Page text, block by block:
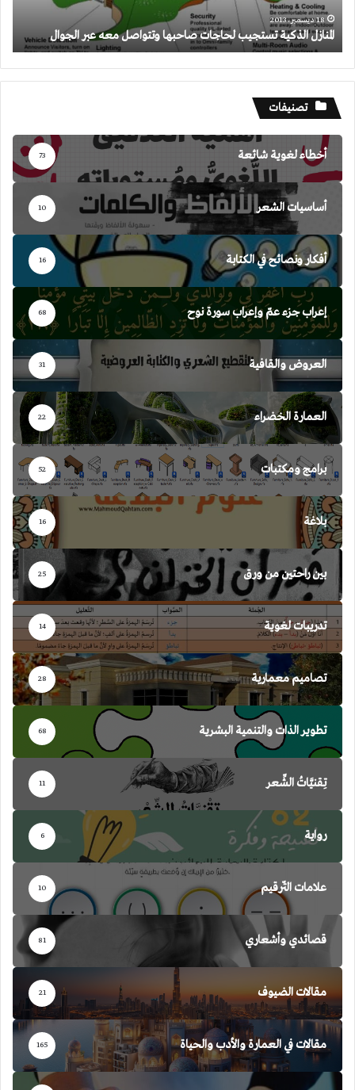
الجوال
18 ديسمبر، 2013
المنازل الذكية تستجيب لحاجات صاحبها وتتواصل معه عبر الجوال
تصنيفات
أخطاء لغوية شائعة 73
أساسيات الشعر 10
أفكار ونصائح في الكتابة 16
إعراب جزء عمّ وإعراب سورة نوح 68
العروض والقافية 31
العمارة الخضراء 22
برامج ومكتبات 52
بلاغة 16
بين راحتين من ورق 25
تدريبات لغوية 14
تصاميم معمارية 28
تطوير الذات والتنمية البشرية 68
تِقنيَّاتُ الشِّعر 11
رواية 6
علامات التّرقيم 10
قصائدي وأشعاري 81
مقالات الضيوف 21
مقالات في العمارة والأدب والحياة 165